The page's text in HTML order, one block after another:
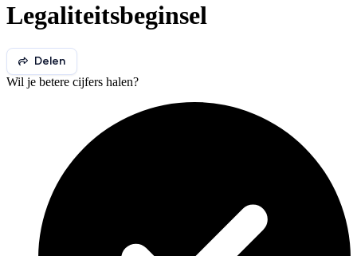
Legaliteitsbeginsel
Delen
Wil je betere cijfers halen?